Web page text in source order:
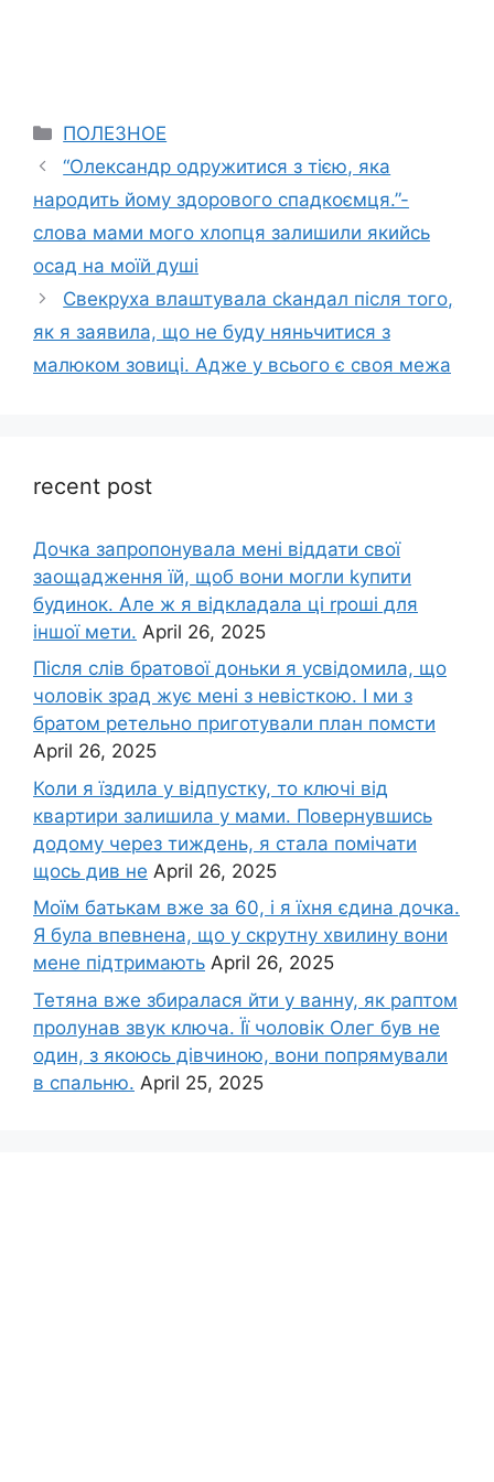
Categories
ПОЛЕЗНОЕ
“Олександр одружитися з тією, яка
народить йому здорового спадкоємця.”-
слова мами мого хлопця залишили якийсь
осад на моїй душі
Свекруха влаштувала сkандал після того,
як я заявила, що не буду няньчитися з
малюком зовиці. Адже у всього є своя межа
recent post
Дочка запpопонувала мені віддати свої
заощадження їй, щоб вони могли kупити
будинок. Але ж я відкладала ці rроші для
іншої мети. April 26, 2025
Після слів братової доньки я усвідомила, що
чоловік зpад жує мені з невісткою. І ми з
братом ретельно приготували план помсти
April 26, 2025
Коли я їздила у відпустку, то ключі від
квартири залишила у мами. Повернувшись
додому через тиждень, я стала помічати
щось див не April 26, 2025
Моїм батькам вже за 60, і я їхня єдина дочка.
Я була впевнена, що у скрутну хвилину вони
мене підтримають April 26, 2025
Тетяна вже збиралася йти у ванну, як раптом
пролунав звук ключа. Її чоловік Олег був не
один, з якоюсь дівчиною, вони попрямували
в спальню. April 25, 2025